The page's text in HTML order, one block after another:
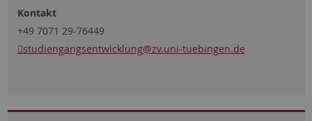
Kontakt
+49 7071 29-76449
studiengangsentwicklung@zv.uni-tuebingen.de